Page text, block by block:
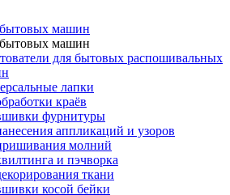
машин
машин
для бытовых распошивальных
лапки
краёв
фурнитуры
аппликаций и узоров
молний
и пэчворка
ткани
косой бейки